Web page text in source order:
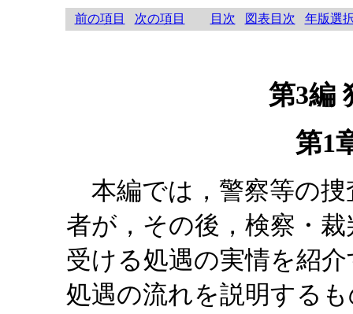
前の項目 次の項目 目次 図表目次 年版選
第3編
第
本編では，警察等の捜
者が，その後，検察・
受ける処遇の実情を紹
処遇の流れを説明する